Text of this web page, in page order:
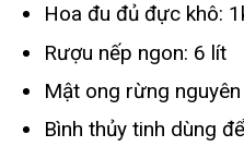
Hoa đu đủ đực khô:
Rượu nếp ngon: 6 lít
Mật ong rừng
Bình thủy tinh dùng